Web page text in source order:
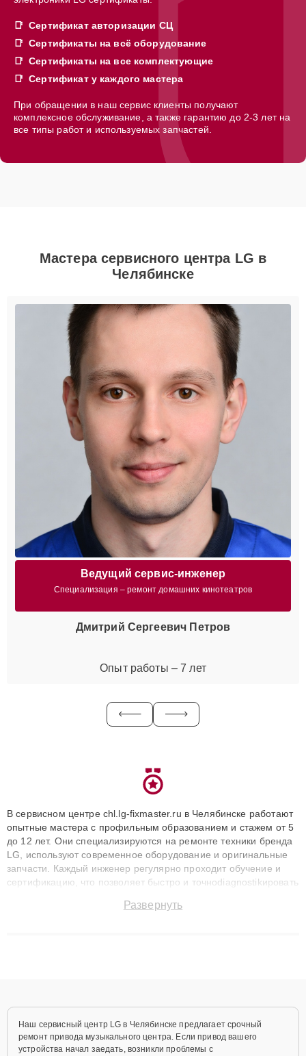
Сертификат авторизации СЦ
Сертификаты на всё оборудование
Сертификаты на все комплектующие
Сертификат у каждого мастера
При обращении в наш сервис клиенты получают
комплексное обслуживание, а также гарантию до 2-3 лет на
все типы работ и используемых запчастей.
Мастера сервисного центра LG в
Челябинске
Ведущий сервис-инженер
Специализация – ремонт домашних кинотеатров
Дмитрий Сергеевич Петров
Опыт работы – 7 лет
В сервисном центре chl.lg-fixmaster.ru в Челябинске работают
опытные мастера с профильным образованием и стажем от 5
до 12 лет. Они специализируются на ремонте техники бренда
LG, используют современное оборудование и оригинальные
запчасти. Каждый инженер регулярно проходит обучение и
сертификацию, что позволяет быстро и точноdiagnostikировать
до 3 лет. Наши мастера решают сложные случаи: от замены
Развернуть
Наш сервисный центр LG в Челябинске предлагает срочный
ремонт привода музыкального центра. Если привод вашего
устройства начал заедать, возникли проблемы с